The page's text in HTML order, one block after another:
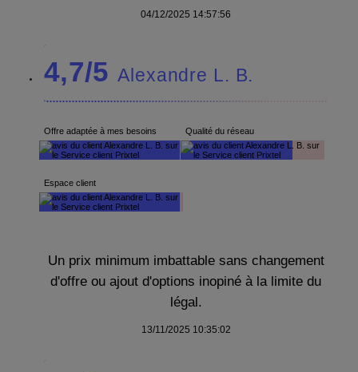
04/12/2025 14:57:56
4,7/5Alexandre L. B.
Offre adaptée à mes besoins Qualité du réseau
Espace client
Un prix minimum imbattable sans changement
d'offre ou ajout d'options inopiné à la limite du
légal.
13/11/2025 10:35:02